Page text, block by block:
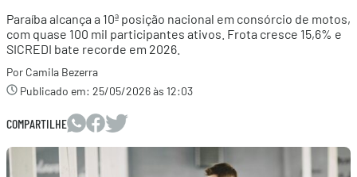
Paraíba alcança a 10ª posição nacional em consórcio de motos,
com quase 100 mil participantes ativos. Frota cresce 15,6% e
SICREDI bate recorde em 2026.
Por Camila Bezerra
Publicado em: 25/05/2026 às 12:03
COMPARTILHE